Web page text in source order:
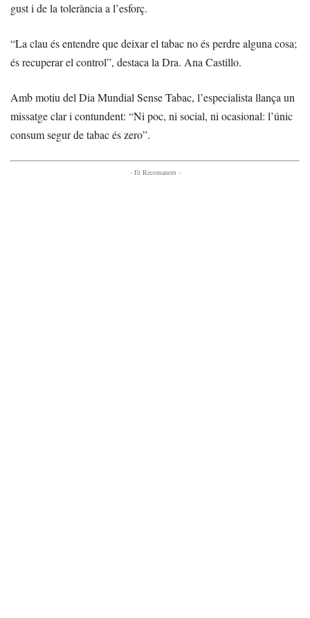
gust i de la tolerància a l’esforç.
“La clau és entendre que deixar el tabac no és perdre alguna cosa;
és recuperar el control”, destaca la Dra. Ana Castillo.
Amb motiu del Dia Mundial Sense Tabac, l’especialista llança un
missatge clar i contundent: “Ni poc, ni social, ni ocasional: l’únic
consum segur de tabac és zero”.
- Et Recomanem -